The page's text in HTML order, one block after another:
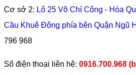
Cơ sở 2: Lô 25 Võ Chí Công - Hòa
Cầu Khuê Đông phía bên Quận Ngũ
796 968
​Số điện thoại liên hệ: 0916.700.968